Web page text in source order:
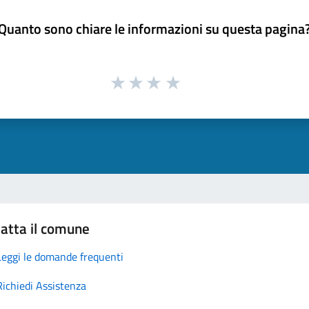
sono chiare le informazioni su questa
il comune
le domande frequenti
Assistenza